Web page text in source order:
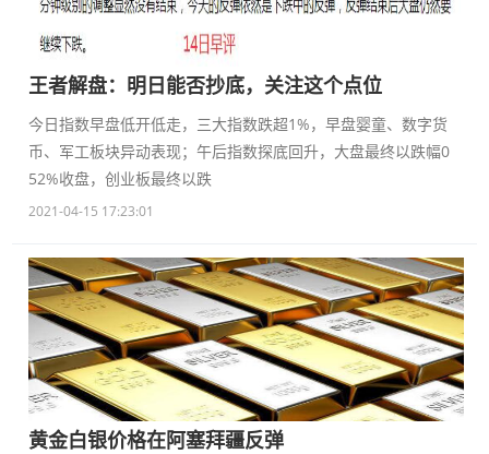
王者解盘：明日能否抄底，关注这个点位
今日指数早盘低开低走，三大指数跌超1%，早盘婴童、数字货
币、军工板块异动表现；午后指数探底回升，大盘最终以跌幅0
52%收盘，创业板最终以跌
2021-04-15 17:23:01
黄金白银价格在阿塞拜疆反弹